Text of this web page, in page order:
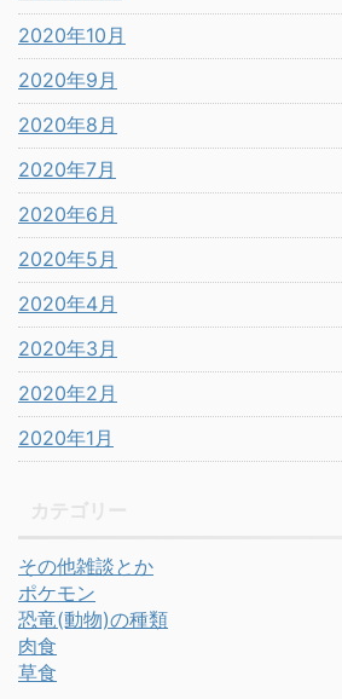
2020年10月
2020年9月
2020年8月
2020年7月
2020年6月
2020年5月
2020年4月
2020年3月
2020年2月
2020年1月
その他雑談とか
ポケモン
恐竜(動物)の種類
肉食
草食